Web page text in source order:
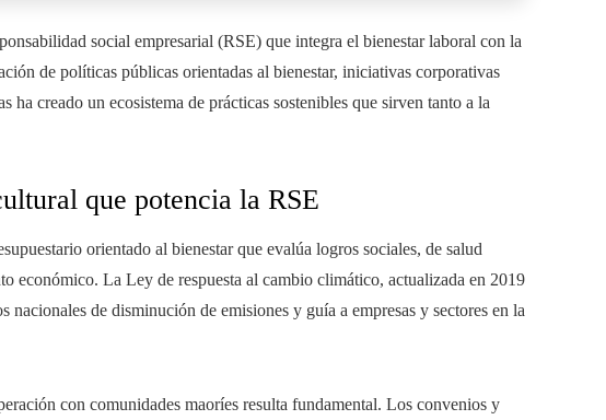
social empresarial (RSE) que integra el bienestar laboral con la
de políticas públicas orientadas al bienestar, iniciativas corporativas
ha creado un ecosistema de prácticas sostenibles que sirven tanto a la
que potencia la RSE
orientado al bienestar que evalúa logros sociales, de salud
económico. La Ley de respuesta al cambio climático, actualizada en 2019
de disminución de emisiones y guía a empresas y sectores en la
con comunidades maoríes resulta fundamental. Los convenios y